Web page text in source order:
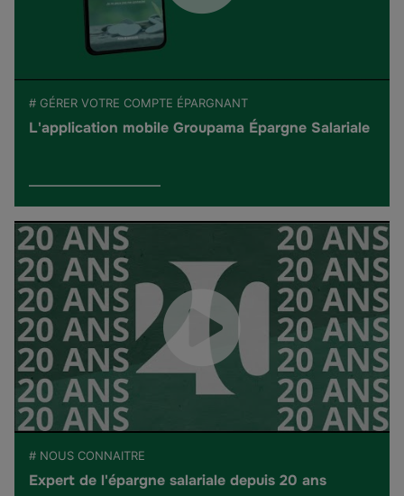
# GÉRER VOTRE COMPTE ÉPARGNANT
L'application mobile Groupama Épargne Salariale
# NOUS CONNAITRE
Expert de l'épargne salariale depuis 20 ans